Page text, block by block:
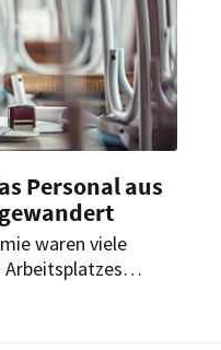
Personal aus
waren viele
Arbeitsplatzes